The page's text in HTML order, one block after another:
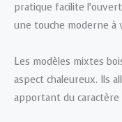
pratique facilite
une touche moderne à
Les modèles mixtes
aspect chaleureux. Ils
apportant du caractère